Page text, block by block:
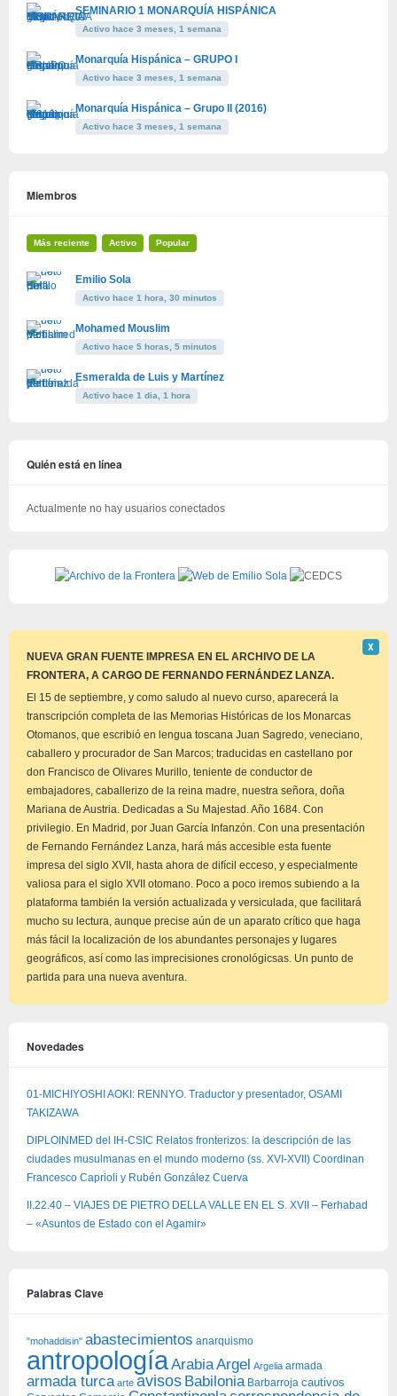
SEMINARIO 1 MONARQUÍA HISPÁNICA
Activo hace 3 meses, 1 semana
Monarquía Hispánica – GRUPO I
Activo hace 3 meses, 1 semana
Monarquía Hispánica – Grupo II (2016)
Activo hace 3 meses, 1 semana
Miembros
Más reciente Activo Popular
Emilio Sola
Activo hace 1 hora, 30 minutos
Mohamed Mouslim
Activo hace 5 horas, 5 minutos
Esmeralda de Luis y Martínez
Activo hace 1 dia, 1 hora
Quién está en línea
Actualmente no hay usuarios conectados
NUEVA GRAN FUENTE IMPRESA EN EL ARCHIVO DE LA
FRONTERA, A CARGO DE FERNANDO FERNÁNDEZ LANZA.
este
Χ
El 15 de septiembre, y como saludo al nuevo curso, aparecerá la
transcripción completa de las Memorias Históricas de los Monarcas
Otomanos, que escribió en lengua toscana Juan Sagredo, veneciano,
caballero y procurador de San Marcos; traducidas en castellano por
don Francisco de Olivares Murillo, teniente de conductor de
embajadores, caballerizo de la reina madre, nuestra señora, doña
Mariana de Austria. Dedicadas a Su Majestad. Año 1684. Con
privilegio. En Madrid, por Juan García Infanzón. Con una presentación
de Fernando Fernández Lanza, hará más accesible esta fuente
impresa del siglo XVII, hasta ahora de difícil ecceso, y especialmente
valiosa para el siglo XVII otomano. Poco a poco iremos subiendo a la
plataforma también la versión actualizada y versiculada, que facilitará
mucho su lectura, aunque precise aún de un aparato crítico que haga
más fácil la localización de los abundantes personajes y lugares
geográficos, así como las imprecisiones cronológicsas. Un punto de
partida para una nueva aventura.
Novedades
01-MICHIYOSHI AOKI: RENNYO. Traductor y presentador, OSAMI
TAKIZAWA
DIPLOINMED del IH-CSIC Relatos fronterizos: la descripción de las
ciudades musulmanas en el mundo moderno (ss. XVI-XVII) Coordinan
Francesco Caprioli y Rubén González Cuerva
II.22.40 – VIAJES DE PIETRO DELLA VALLE EN EL S. XVII – Ferhabad
– «Asuntos de Estado con el Agamir»
Palabras Clave
"mohaddisin" abastecimientos anarquismo
antropología ArabiaArgel Argelia armada
armada turca arte avisos Babilonia Barbarroja cautivos